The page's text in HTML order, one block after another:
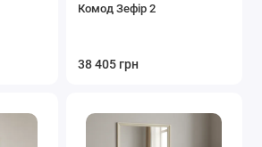
Комод Зефір 2
38 405 грн